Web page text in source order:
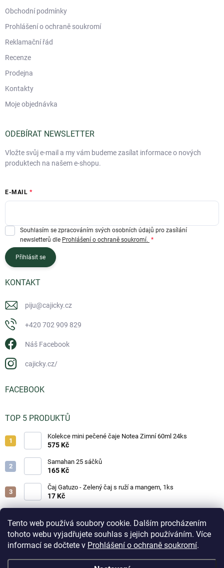
Tento web používá soubory cookie. Dalším procházením
tohoto webu vyjadřujete souhlas s jejich používáním. Více
informací se dočtete v Prohlášení o ochraně soukromí.
Obchodní podmínky
Prohlášení o ochraně soukromí
Reklamační řád
Recenze
Prodejna
Kontakty
Moje objednávka
ODEBÍRAT NEWSLETTER
Vložte svůj e-mail a my vám budeme zasílat informace o nových
produktech na našem e-shopu.
E-MAIL
Souhlasím se zpracováním svých osobních údajů pro zasílání
newsletterů dle Prohlášení o ochraně soukromí.
Přihlásit se
KONTAKT
piju@cajicky.cz
+420 702 909 829
Náš Facebook
cajicky.cz/
FACEBOOK
TOP 5 PRODUKTŮ
Kolekce mini pečené čaje Notea Zimní 60ml 24ks
575 Kč
Samahan 25 sáčků
165 Kč
Čaj Gatuzo - Zelený čaj s ruží a mangem, 1ks
17 Kč
17 Kč
Horká čokoláda - Classic 25g
19 Kč